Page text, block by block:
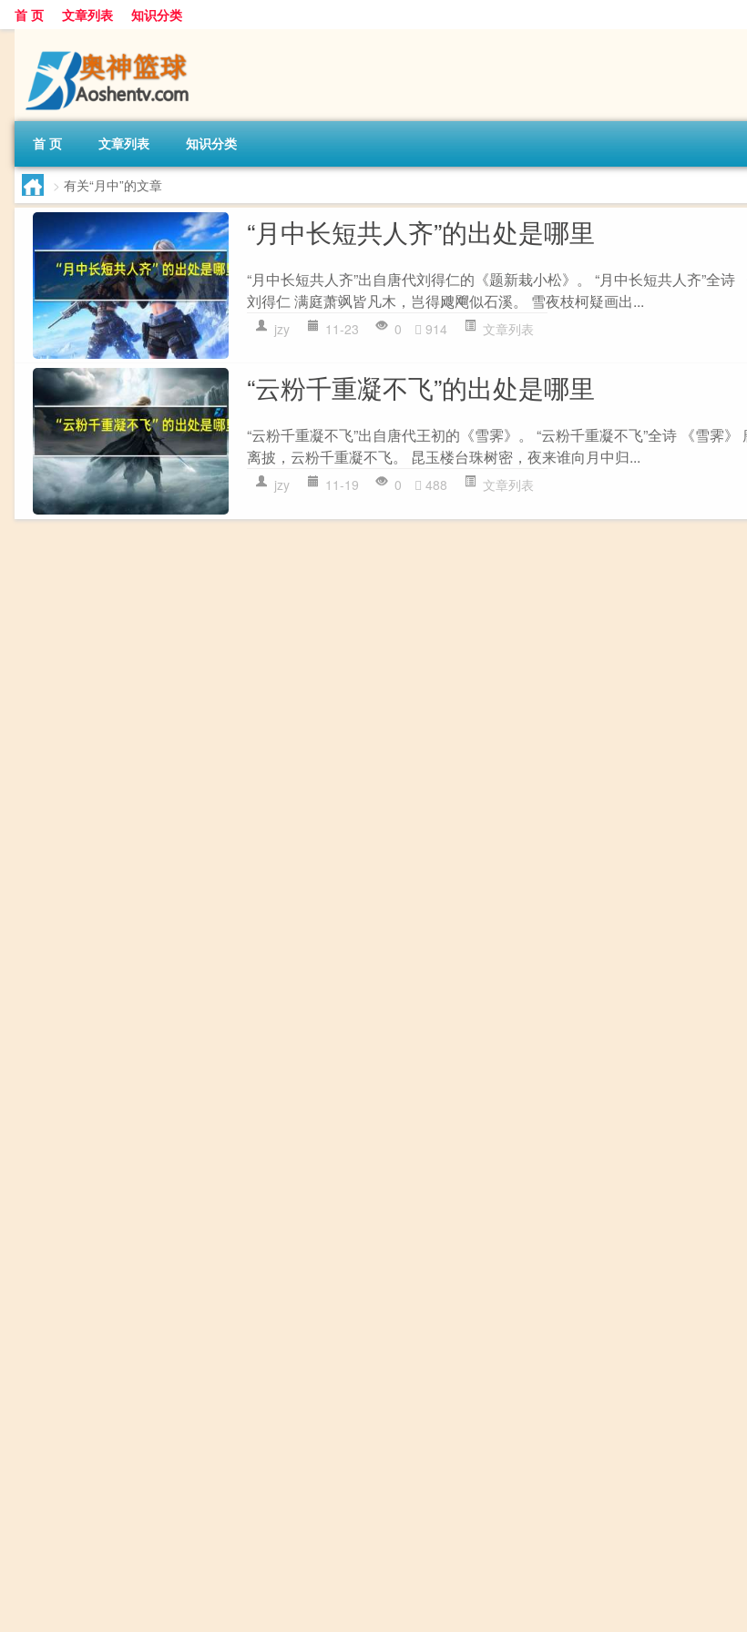
首 页 文章列表 知识分类
首 页 文章列表 知识分类
> 有关“月中”的文章
“月中长短共人齐”的出处是哪里
“月中长短共人齐”出自唐代刘得仁的《题新栽小松》。 “月中长短共人齐”全诗
刘得仁 满庭萧飒皆凡木，岂得飕飗似石溪。 雪夜枝柯疑画出...
jzy 11-23 0 914 文章列表
“云粉千重凝不飞”的出处是哪里
“云粉千重凝不飞”出自唐代王初的《雪霁》。 “云粉千重凝不飞”全诗 《雪霁
离披，云粉千重凝不飞。 昆玉楼台珠树密，夜来谁向月中归...
jzy 11-19 0 488 文章列表